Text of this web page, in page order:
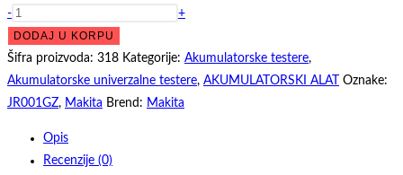
je
bila:
40.990,00 рсд.
39.000,00
Makita
JR001GZ
akumulatorska
univerzalna-
recipro
-
+
DODAJ U KORPU
Šifra proizvoda: 318 Kategorije: Akumulatorske testere,
Akumulatorske univerzalne testere, AKUMULATORSKI ALAT
Oznake:
JR001GZ, Makita Brend: Makita
Opis
Recenzije (0)